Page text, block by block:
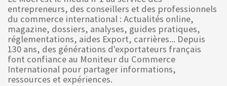
entrepreneurs, des conseillers et des professionnels
du commerce international : Actualités online,
magazine, dossiers, analyses, guides pratiques,
réglementations, aides Export, carrières... Depuis
130 ans, des générations d'exportateurs français
font confiance au Moniteur du Commerce
International pour partager informations,
ressources et expériences.